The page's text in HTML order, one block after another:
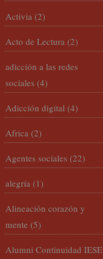
Activia (2)
Acto de Lectura (2)
adicción a las redes
sociales (4)
Adicción digital (4)
Africa (2)
Agentes sociales (22)
alegría (1)
Alineación corazón y
mente (5)
Alumni Continuidad IESE